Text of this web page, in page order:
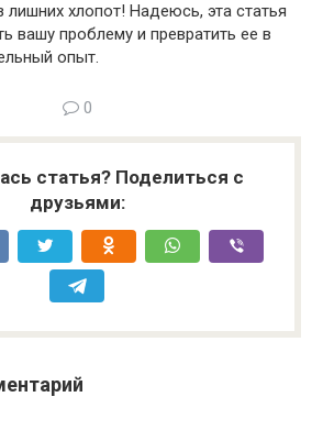
хлопот! Надеюсь, эта статья
вашу проблему и превратить ее в
опыт.
0
статья? Поделиться с
друзьями: